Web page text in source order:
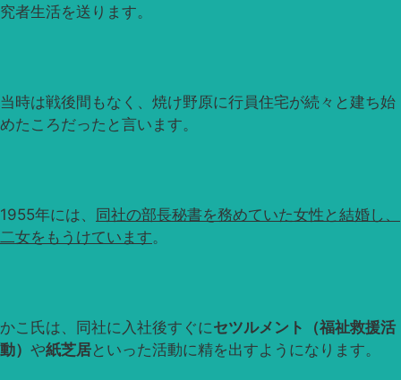
究者生活を送ります。
当時は戦後間もなく、焼け野原に行員住宅が続々と建ち始
めたころだったと言います。
1955年には、 同社の部長秘書を務めていた女性と結婚し、
二女をもうけています。
かこ氏は、同社に入社後すぐにセツルメント（福祉救援活
動） や紙芝居といった活動に精を出すようになります。